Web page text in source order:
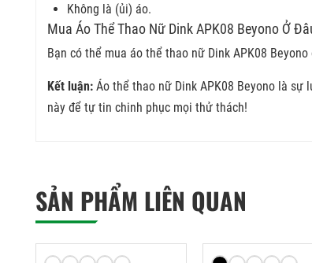
Không là (ủi) áo.
Mua Áo Thể Thao Nữ Dink APK08 Beyono Ở
Bạn có thể mua áo thể thao nữ Dink APK08
Kết luận: Áo thể thao nữ Dink APK08 Beyono là
này để tự tin chinh phục mọi thử thách!
SẢN PHẨM LIÊN QUAN